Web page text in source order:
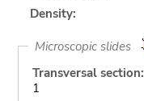
Density:
Microscopic slides
Transversal section:
1